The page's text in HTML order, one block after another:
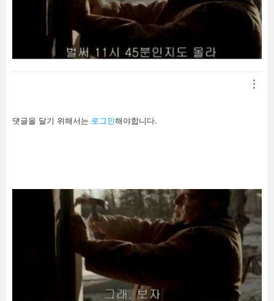
답
글
댓글을 달기 위해서는 로그인해야합니다.